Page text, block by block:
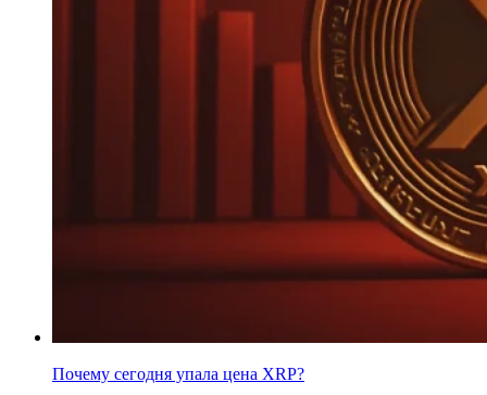
Почему сегодня упала цена XRP?